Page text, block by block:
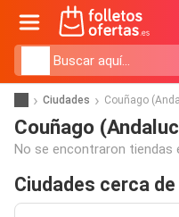
Ciudades Couñago
Couñago
No se encontraron tiendas
Ciudades cerca